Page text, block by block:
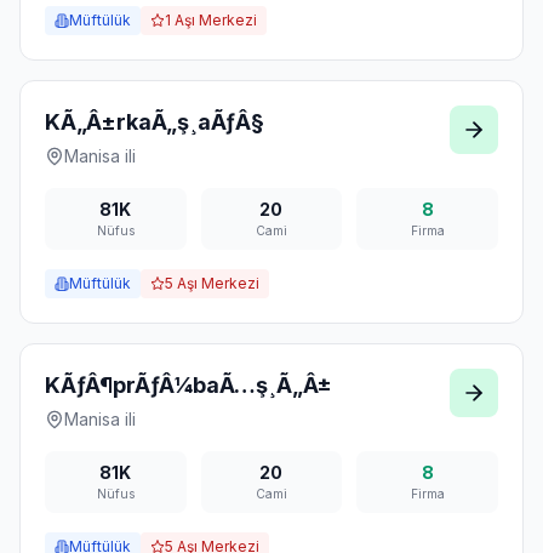
Müftülük 1 Aşı Merkezi
KÃ„Â±rkaÃ„ş¸aÃƒÂ§
Manisa ili
81K
Nüfus
20
Cami
8
Firma
Müftülük 5 Aşı Merkezi
KÃƒÂ¶prÃƒÂ¼baÃ…ş¸Ã„Â±
Manisa ili
81K
Nüfus
20
Cami
8
Firma
Müftülük 5 Aşı Merkezi